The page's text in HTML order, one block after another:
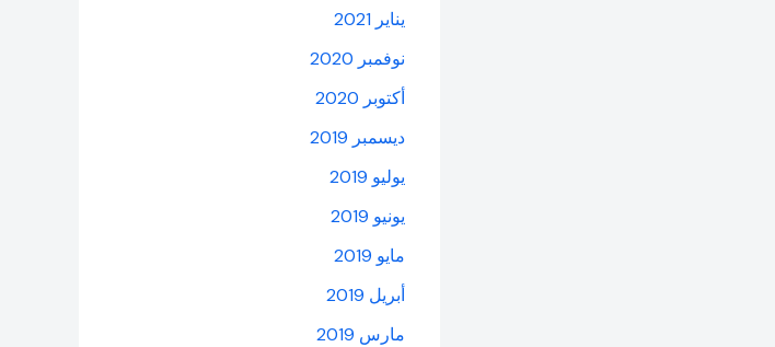
يناير 2021
نوفمبر 2020
أكتوبر 2020
ديسمبر 2019
يوليو 2019
يونيو 2019
مايو 2019
أبريل 2019
مارس 2019